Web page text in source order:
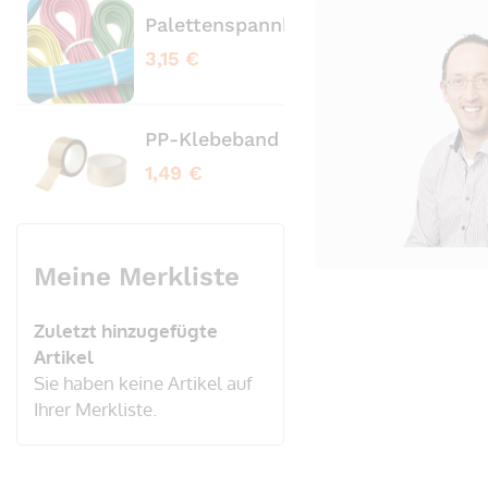
Palettenspannbänder profiliert
3,15 €
PP-Klebeband transparent No
1,49 €
Meine Merkliste
Zuletzt hinzugefügte
Artikel
Sie haben keine Artikel auf
Ihrer Merkliste.